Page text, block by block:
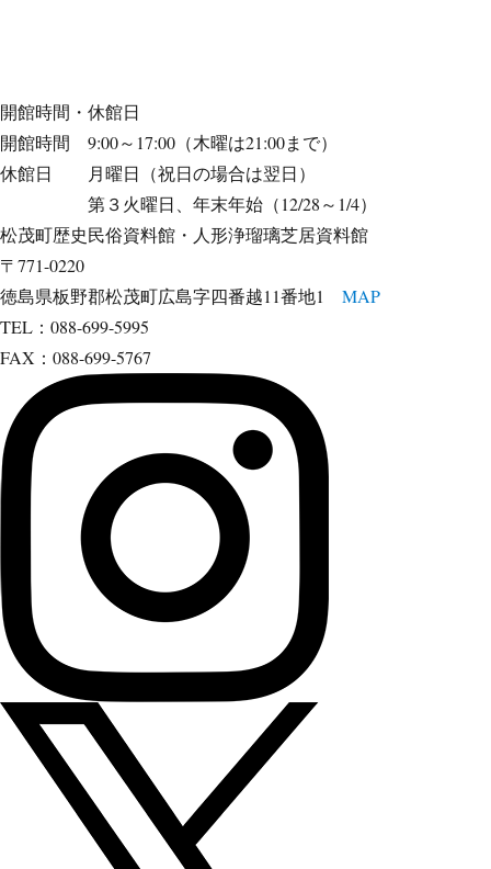
開館時間・休館日
開館時間 9:00～17:00（木曜は21:00まで）
休館日 月曜日（祝日の場合は翌日）
第３火曜日、年末年始（12/28～1/4）
松茂町歴史民俗資料館・人形浄瑠璃芝居資料館
〒771-0220
徳島県板野郡松茂町広島字四番越11番地1 MAP
TEL：088-699-5995
FAX：088-699-5767